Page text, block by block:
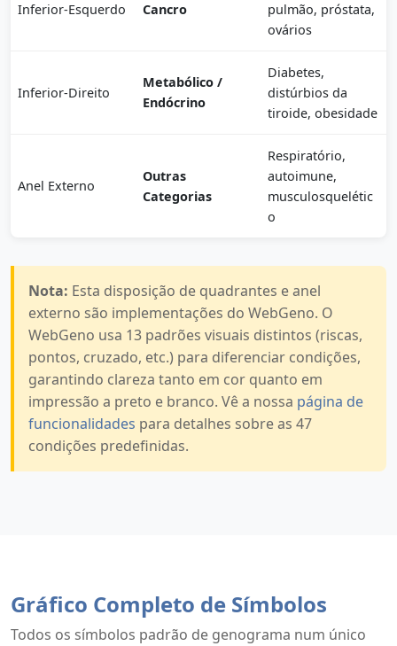
Inferior-Esquerdo Cancro
pulmão, próstata,
ovários
Inferior-Direito
Metabólico /
Endócrino
Diabetes,
distúrbios da
tiroide, obesidade
Anel Externo
Outras
Categorias
Respiratório,
autoimune,
musculosquelétic
o
Nota: Esta disposição de quadrantes e anel
externo são implementações do WebGeno. O
WebGeno usa 13 padrões visuais distintos (riscas,
pontos, cruzado, etc.) para diferenciar condições,
garantindo clareza tanto em cor quanto em
impressão a preto e branco. Vê a nossa página de
funcionalidades para detalhes sobre as 47
condições predefinidas.
Gráfico Completo de Símbolos
Todos os símbolos padrão de genograma num único